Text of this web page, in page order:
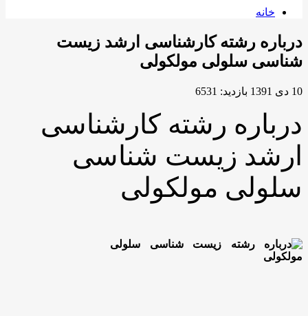
خانه
درباره رشته کارشناسی ارشد زیست
شناسی سلولی مولکولی
10 دی 1391 بازدید: 6531
درباره رشته کارشناسی
ارشد زیست شناسی
سلولی مولکولی